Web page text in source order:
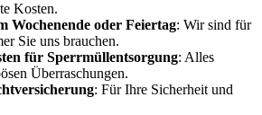
Kosten.
Wochenende oder Feiertag: Wir sind für
Sie uns brauchen.
für Sperrmüllentsorgung: Alles
Überraschungen.
: Für Ihre Sicherheit und